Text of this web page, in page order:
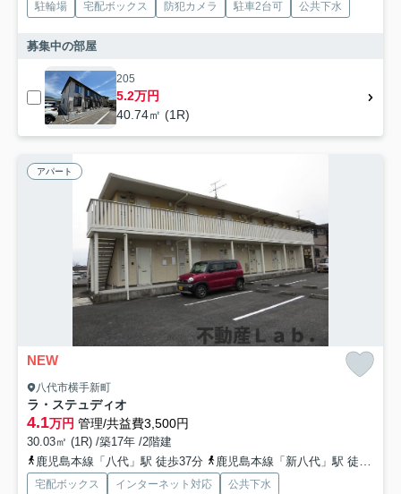
駐輪場 宅配ボックス 防犯カメラ 駐車2台可 公共下水
募集中の部屋
205
5.2万円
40.74㎡ (1R)
アパート
NEW
八代市横手新町
ラ・ステュディオ
4.1万円 管理/共益費3,500円
30.03㎡ (1R) /築17年 /2階建
鹿児島本線「八代」駅 徒歩37分
鹿児島本線「新八代」駅 徒歩49分
宅配ボックス インターネット対応 公共下水